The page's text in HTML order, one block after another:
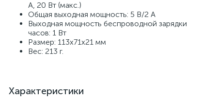
А, 20 Вт (макс.)
Общая выходная мощность: 5 В/2 А
Выходная мощность беспроводной зарядки
часов: 1 Вт
Размер: 113x71x21 мм
Вес: 213 г.
Характеристики